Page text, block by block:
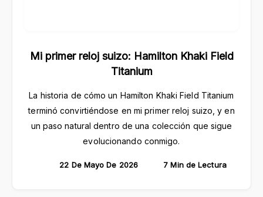
Mi primer reloj suizo: Hamilton Khaki Field
Titanium
La historia de cómo un Hamilton Khaki Field Titanium
terminó convirtiéndose en mi primer reloj suizo, y en
un paso natural dentro de una colección que sigue
evolucionando conmigo.
22 De Mayo De 2026 7 Min de Lectura